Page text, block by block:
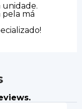
unidade.
pela má